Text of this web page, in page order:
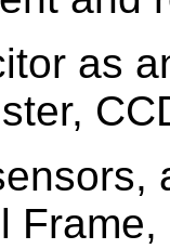
as